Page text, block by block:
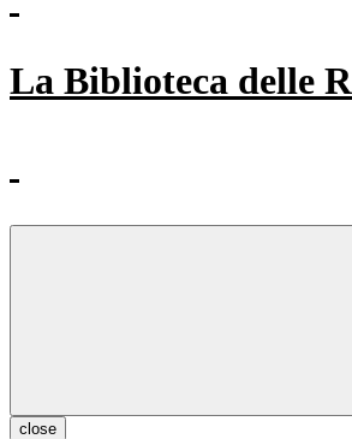
La Biblioteca delle
close